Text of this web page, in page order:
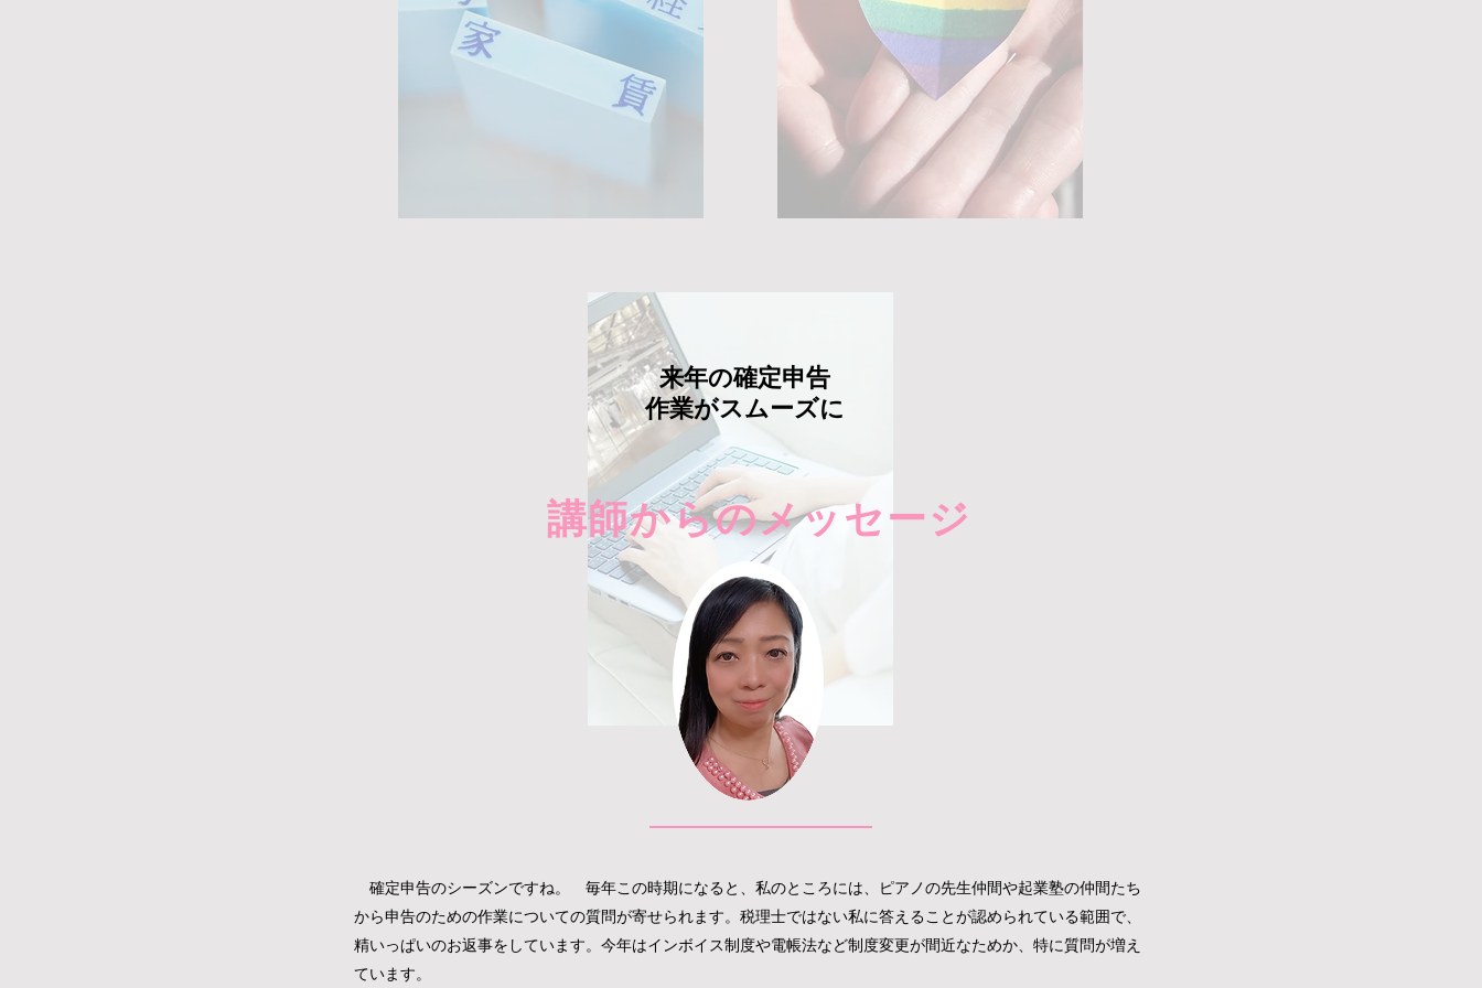
来年の確定申告
作業がスムーズに
​講師からのメッセージ
​ 確定申告のシーズンですね。
毎年この時期になると、私のところには、ピアノの先生仲間や起業塾の仲間たち
から申告のための作業についての質問が寄せられます。税理士ではない私に答えることが認められている範囲で、
精いっぱいのお返事をしています。今年はインボイス制度や電帳法など制度変更が間近なためか、特に質問が増え
ています。